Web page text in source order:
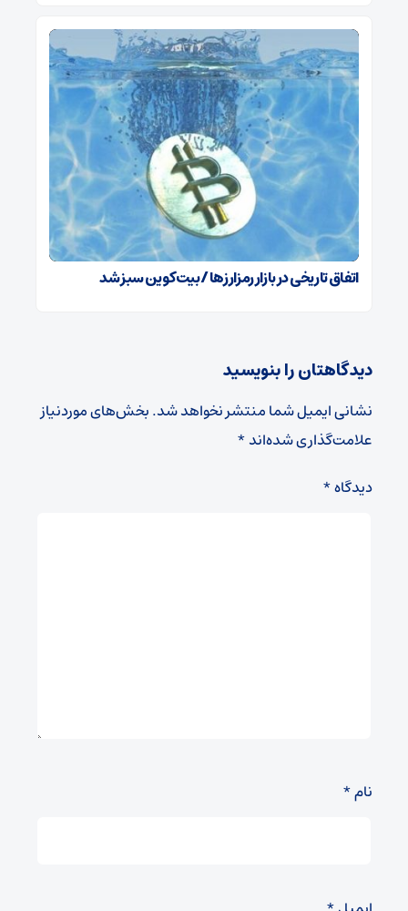
اتفاق تاریخی در بازار رمزارزها / بیت‌کوین سبز شد
دیدگاهتان را بنویسید
نشانی ایمیل شما منتشر نخواهد شد.بخش‌های موردنیاز
علامت‌گذاری شده‌اند*
دیدگاه*
نام*